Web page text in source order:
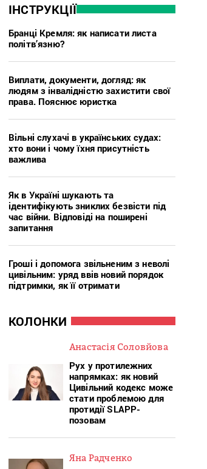
ІНСТРУКЦІЇ
Бранці Кремля: як написати листа
політв’язню?
Виплати, документи, догляд: як
людям з інвалідністю захистити свої
права. Пояснює юристка
Вільні слухачі в українських судах:
хто вони і чому їхня присутність
важлива
Як в Україні шукають та
ідентифікують зниклих безвісти під
час війни. Відповіді на поширені
запитання
Гроші і допомога звільненим з неволі
цивільним: уряд ввів новий порядок
підтримки, як її отримати
КОЛОНКИ
Анастасія Соловйова
Рух у протилежних
напрямках: як новий
Цивільний кодекс може
стати проблемою для
протидії SLAPP-
позовам
Яна Радченко